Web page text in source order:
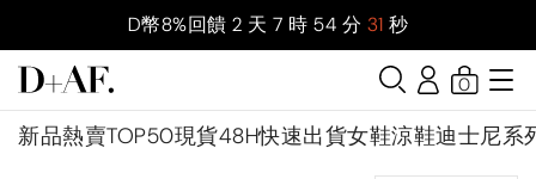
D幣8%回饋 2 天 7 時 54 分 30 秒
新品熱賣TOP50現貨48H快速出貨女鞋涼鞋迪士尼系
0